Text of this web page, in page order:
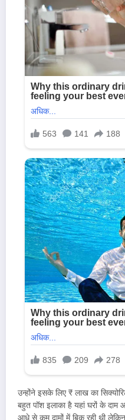
उन्होंने इसके लिए ₹ लाख का
बहुत पॉश इलाका है यहां घरों के दाम